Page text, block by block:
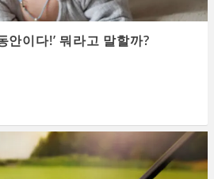
안이다!’ 뭐라고 말할까?